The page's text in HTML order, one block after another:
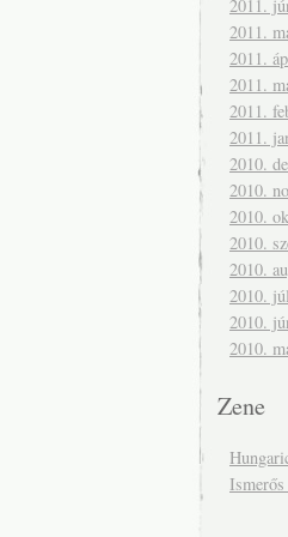
2011.
2011.
2011.
2011.
2011.
2011.
2010.
2010.
2010.
2010.
2010.
2010.
2010.
2010.
Zene